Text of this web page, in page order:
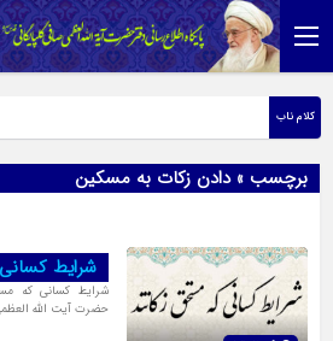
کلام ناب
برچسب » دادن زکات به مسکین
شرایط
شرایط کسانى که
حضرت آیت الله